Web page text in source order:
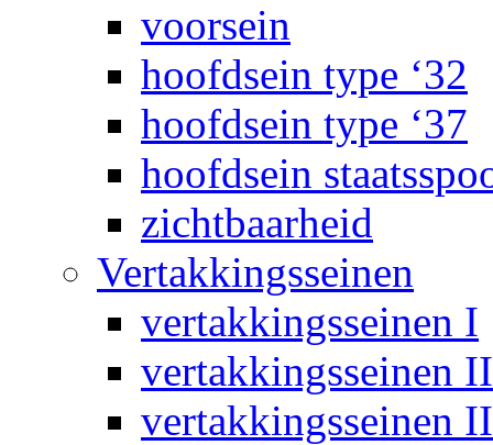
voorsein
hoofdsein type ‘32
hoofdsein type ‘37
hoofdsein
zichtbaarheid
Vertakkingsseinen
vertakkingsseinen I
vertakkingsseinen II
vertakkingsseinen